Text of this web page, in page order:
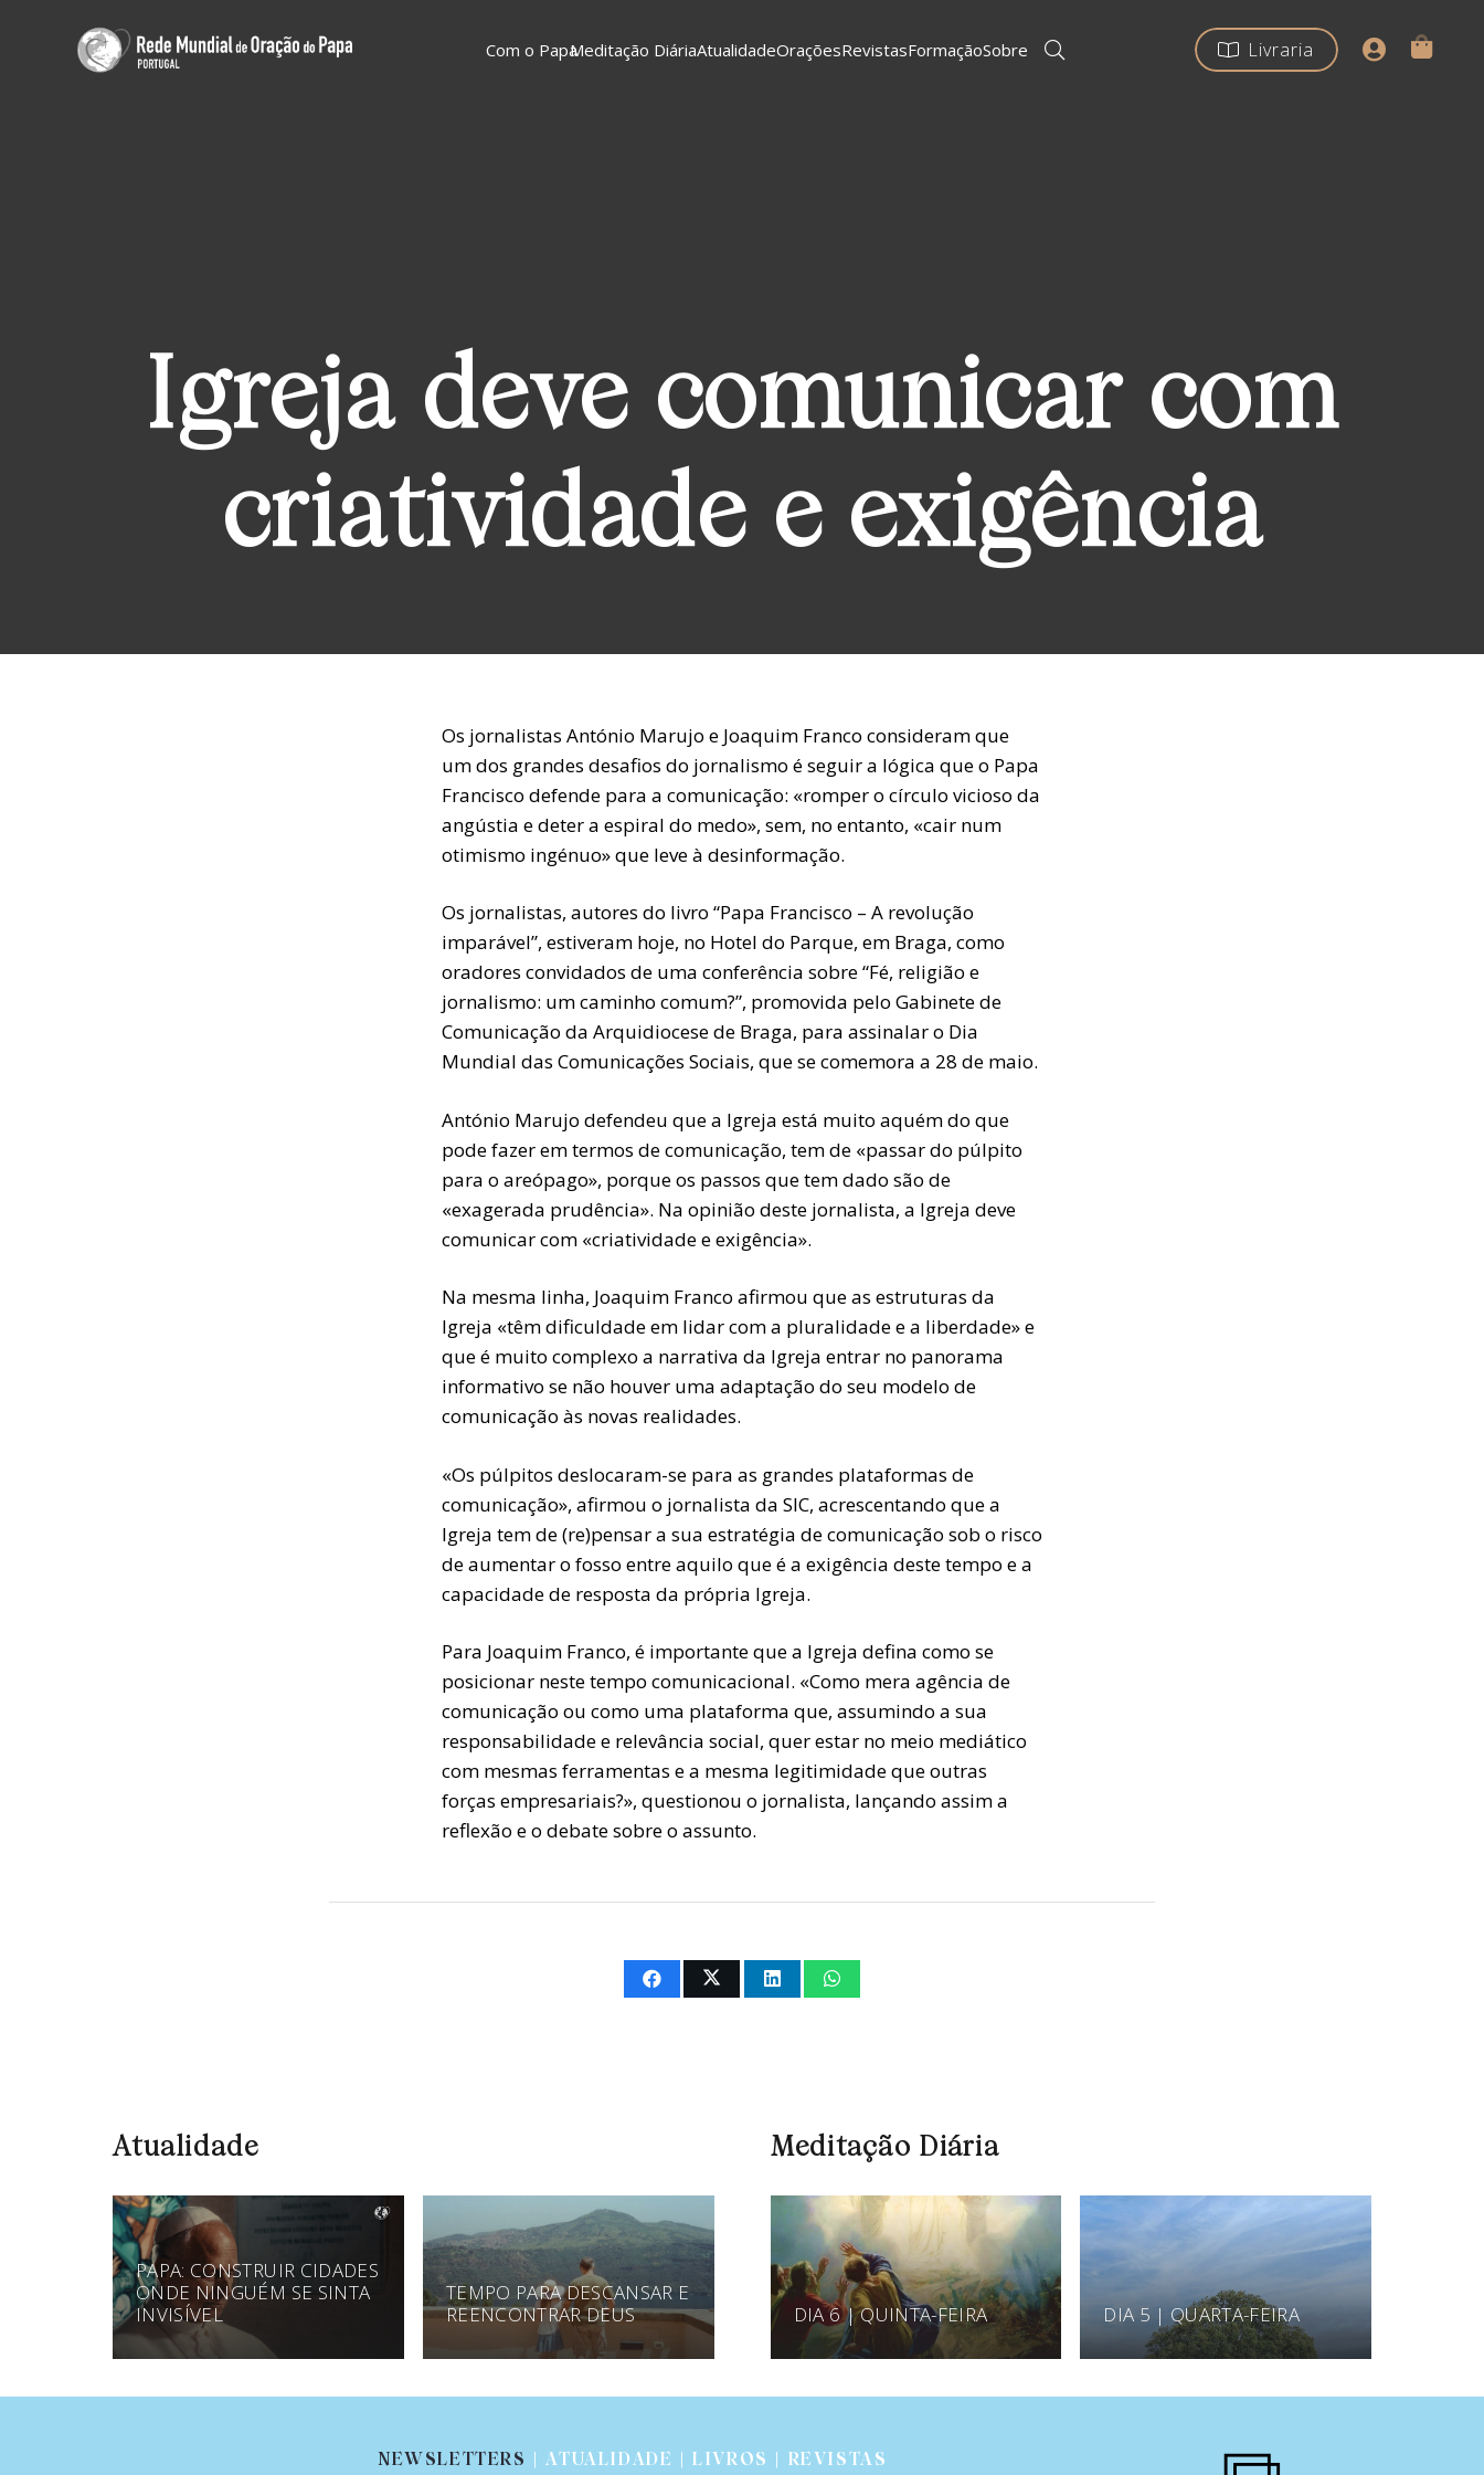
Com o PapaMeditação DiáriaAtualidadeOraçõesRevistasFormaçãoSobre Livraria
Igreja deve comunicar com
criatividade e exigência
Os jornalistas António Marujo e Joaquim Franco consideram que
um dos grandes desafios do jornalismo é seguir a lógica que o Papa
Francisco defende para a comunicação: «romper o círculo vicioso da
angústia e deter a espiral do medo», sem, no entanto, «cair num
otimismo ingénuo» que leve à desinformação.
Os jornalistas, autores do livro “Papa Francisco – A revolução
imparável”, estiveram hoje, no Hotel do Parque, em Braga, como
oradores convidados de uma conferência sobre “Fé, religião e
jornalismo: um caminho comum?”, promovida pelo Gabinete de
Comunicação da Arquidiocese de Braga, para assinalar o Dia
Mundial das Comunicações Sociais, que se comemora a 28 de maio.
António Marujo defendeu que a Igreja está muito aquém do que
pode fazer em termos de comunicação, tem de «passar do púlpito
para o areópago», porque os passos que tem dado são de
«exagerada prudência». Na opinião deste jornalista, a Igreja deve
comunicar com «criatividade e exigência».
Na mesma linha, Joaquim Franco afirmou que as estruturas da
Igreja «têm dificuldade em lidar com a pluralidade e a liberdade» e
que é muito complexo a narrativa da Igreja entrar no panorama
informativo se não houver uma adaptação do seu modelo de
comunicação às novas realidades.
«Os púlpitos deslocaram-se para as grandes plataformas de
comunicação», afirmou o jornalista da SIC, acrescentando que a
Igreja tem de (re)pensar a sua estratégia de comunicação sob o risco
de aumentar o fosso entre aquilo que é a exigência deste tempo e a
capacidade de resposta da própria Igreja.
Para Joaquim Franco, é importante que a Igreja defina como se
posicionar neste tempo comunicacional. «Como mera agência de
comunicação ou como uma plataforma que, assumindo a sua
responsabilidade e relevância social, quer estar no meio mediático
com mesmas ferramentas e a mesma legitimidade que outras
forças empresariais?», questionou o jornalista, lançando assim a
reflexão e o debate sobre o assunto.
Atualidade
PAPA: CONSTRUIR CIDADES
ONDE NINGUÉM SE SINTA
INVISÍVEL
TEMPO PARA DESCANSAR E
REENCONTRAR DEUS
Meditação Diária
DIA 6 | QUINTA-FEIRA DIA 5 | QUARTA-FEIRA
NEWSLETTERS | ATUALIDADE | LIVROS | REVISTAS